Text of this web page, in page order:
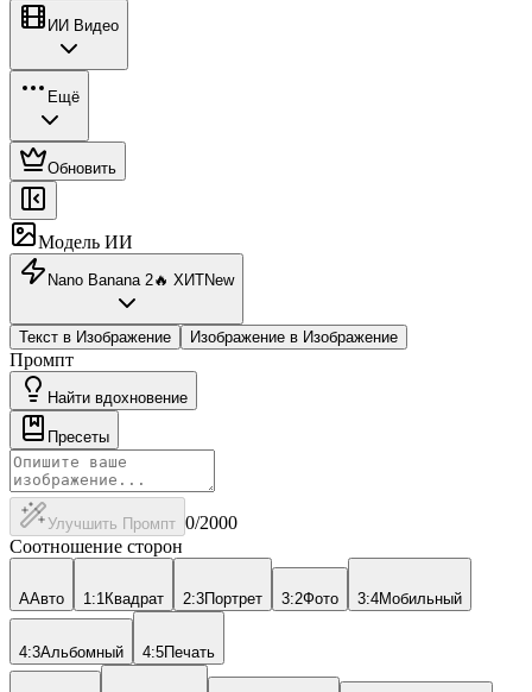
ИИ Видео
Ещё
Обновить
Модель ИИ
Nano Banana 2🔥 ХИТNew
Текст в Изображение Изображение в Изображение
Промпт
Найти вдохновение
Пресеты
Улучшить Промпт 0/2000
Соотношение сторон
AАвто 1:1Квадрат 2:3Портрет 3:2Фото 3:4Мобильный
4:3Альбомный 4:5Печать